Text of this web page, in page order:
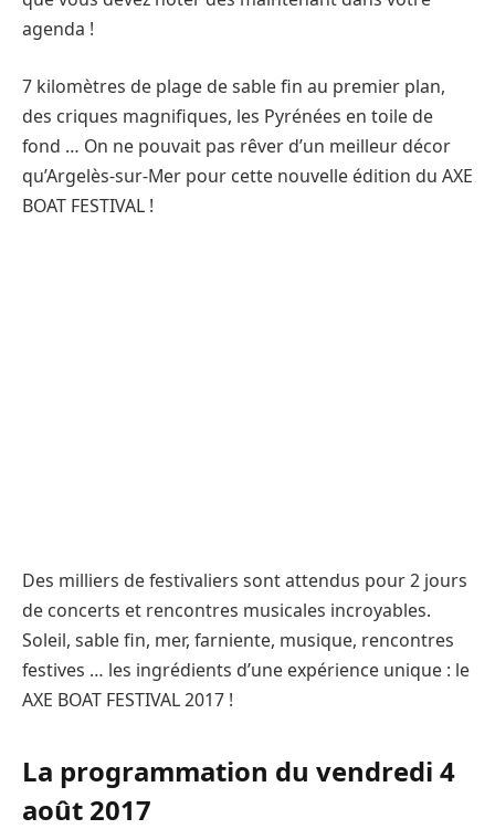
agenda !
7 kilomètres de plage de sable fin au premier plan,
des criques magnifiques, les Pyrénées en toile de
fond … On ne pouvait pas rêver d’un meilleur décor
qu’Argelès-sur-Mer pour cette nouvelle édition du AXE
BOAT FESTIVAL !
Des milliers de festivaliers sont attendus pour 2 jours
de concerts et rencontres musicales incroyables.
Soleil, sable fin, mer, farniente, musique, rencontres
festives … les ingrédients d’une expérience unique : le
AXE BOAT FESTIVAL 2017 !
La programmation du vendredi 4
août 2017